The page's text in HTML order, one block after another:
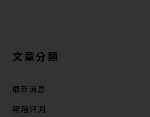
文章分類
最新消息
開箱評測